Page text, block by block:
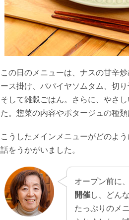
この日のメニューは、ナスの甘辛
ース掛け、パパイヤソムタム、切
そして雑穀ごはん。さらに、やさ
た。惣菜の内容やポタージュの種
こうしたメインメニューがどのよ
話をうかがいました。
オープン前に、
開催し、どん
たっぷりのメ